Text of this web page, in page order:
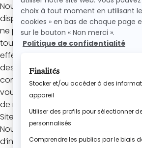
Nous faisons nos meilleurs efforts
disposition un Site sûr et exempt
ne pouvons pas garantir que le Site
toujours sans interruption, retard, ou
effet, le fonctionnement du Site peut
des évènements et/ou des
contrôlons pas, tels que les moyens
vous utilisez, le réseau Internet ou
de maintenances, d’amélioration ou
Site effectuées par nous ou par l’un
Nous déclinons toute responsabilité
d’indisponibilité ou de